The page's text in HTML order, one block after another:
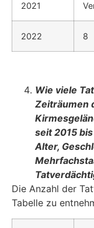
2021
2022 8
Wie viele
Zeiträumen
Kir
seit 2015
Alter,
Die Anzahl der
Tabelle zu